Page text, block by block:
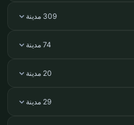
309 مدينة
74 مدينة
20 مدينة
29 مدينة